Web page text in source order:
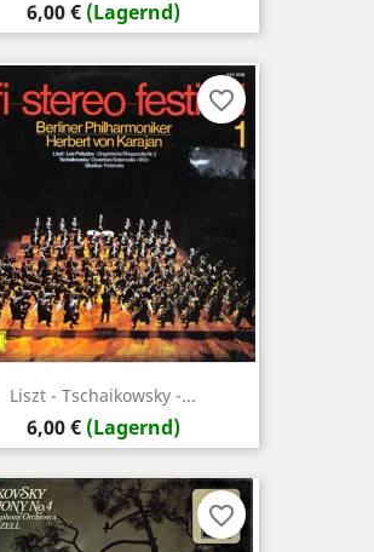
Preis
6,00 € (Lagernd)
Liszt - Tschaikowsky -...
Preis
6,00 € (Lagernd)
favorite_border
favorite_border